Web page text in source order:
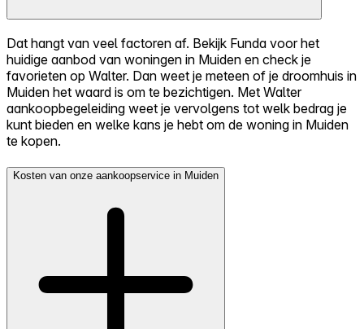
Dat hangt van veel factoren af. Bekijk Funda voor het
huidige aanbod van woningen in Muiden en check je
favorieten op Walter. Dan weet je meteen of je droomhuis in
Muiden het waard is om te bezichtigen. Met Walter
aankoopbegeleiding weet je vervolgens tot welk bedrag je
kunt bieden en welke kans je hebt om de woning in Muiden
te kopen.
Kosten van onze aankoopservice in Muiden